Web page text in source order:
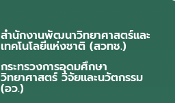
สำนักงานพัฒนาวิทยาศาสตร์และ
เทคโนโลยีแห่งชาติ (สวทช.)
กระทรวงการอุดมศึกษา
วิทยาศาสตร์ วิจัยและนวัตกรรม
(อว.)